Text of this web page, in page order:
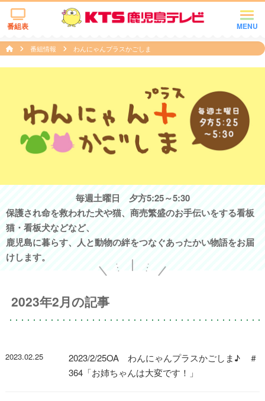
MENU
番組表
番組情報 わんにゃんプラスかごしま
毎週土曜日 夕方5:25～5:30
保護され命を救われた犬や猫、商売繁盛のお手伝いをする看板
猫・看板犬などなど、
鹿児島に暮らす、人と動物の絆をつなぐあったかい物語をお届
けします。
2023年2月の記事
2023.02.25
2023/2/25OA わんにゃんプラスかごしま♪ ＃
364「お姉ちゃんは大変です！」